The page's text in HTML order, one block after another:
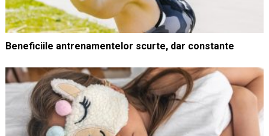
Beneficiile antrenamentelor scurte, dar constante